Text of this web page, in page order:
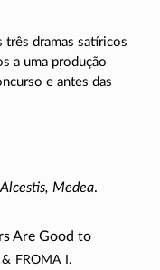
três dramas satíricos
a uma produção
e antes das
Medea.
Are Good to
Froma I.